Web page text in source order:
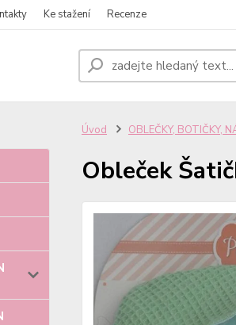
Ke stažení Recenze
Úvod OBLEČKY, BOTIČKY,
Obleček